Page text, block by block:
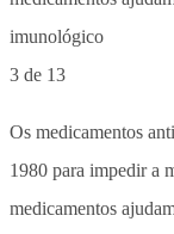
3 de 13
Os medicamentos
1980 para impedir a
medicamentos